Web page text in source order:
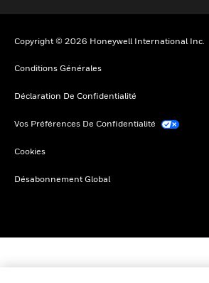
Copyright © 2026 Honeywell International Inc.
Conditions Générales
Déclaration De Confidentialité
Vos Préférences De Confidentialité
Cookies
Désabonnement Global